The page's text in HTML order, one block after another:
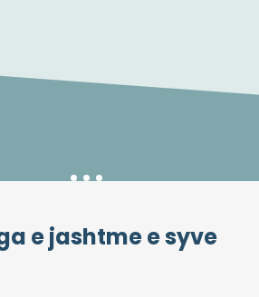
e jashtme e syve